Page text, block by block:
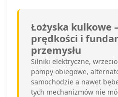
Łożyska kulkowe
prędkości i
przemysłu
Silniki elektryczne,
pompy obiegowe,
samochodzie a nawet
tych mechanizmów nie